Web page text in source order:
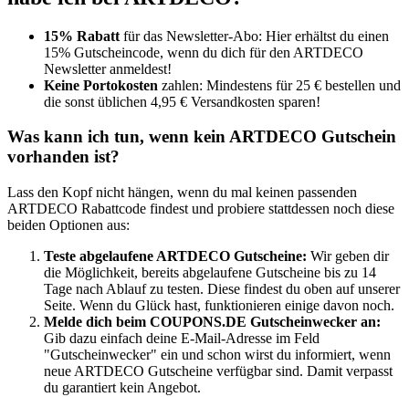
15% Rabatt für das Newsletter-Abo: Hier erhältst du einen
15% Gutscheincode, wenn du dich für den ARTDECO
Newsletter anmeldest!
Keine Portokosten zahlen: Mindestens für 25 € bestellen und
die sonst üblichen 4,95 € Versandkosten sparen!
Was kann ich tun, wenn kein ARTDECO Gutschein
vorhanden ist?
Lass den Kopf nicht hängen, wenn du mal keinen passenden
ARTDECO Rabattcode findest und probiere stattdessen noch diese
beiden Optionen aus:
Teste abgelaufene ARTDECO Gutscheine: Wir geben dir
die Möglichkeit, bereits abgelaufene Gutscheine bis zu 14
Tage nach Ablauf zu testen. Diese findest du oben auf unserer
Seite. Wenn du Glück hast, funktionieren einige davon noch.
Melde dich beim COUPONS.DE Gutscheinwecker an:
Gib dazu einfach deine E-Mail-Adresse im Feld
"Gutscheinwecker" ein und schon wirst du informiert, wenn
neue ARTDECO Gutscheine verfügbar sind. Damit verpasst
du garantiert kein Angebot.